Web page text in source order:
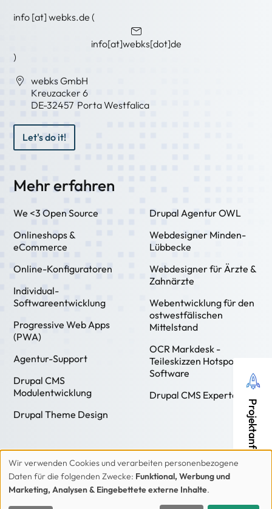
info [at]webks.de (
info[at]webks[dot]de
)
webks GmbH
Kreuzacker 6
DE-32457 Porta Westfalica
Let's do it!
Mehr erfahren
We <3 Open Source
Onlineshops &
eCommerce
Online-Konfiguratoren
Individual-
Softwareentwicklung
Progressive Web Apps
(PWA)
Agentur-Support
Drupal CMS
Modulentwicklung
Drupal Theme Design
Drupal Agentur OWL
Webdesigner Minden-
Lübbecke
Webdesigner für Ärzte &
Zahnärzte
Webentwicklung für den
ostwestfälischen
Mittelstand
OCR Markdesk -
Teileskizzen Hotspot
Software
Drupal CMS Experten
Kontakt Impressum
Datenschutzerklärung
Projektanfrage
Verwendung
von
Wir verwenden Cookies und verarbeiten personenbezogene
Daten für die folgenden Zwecke: Funktional, Werbung und
Marketing, Analysen & Eingebettete externe Inhalte.